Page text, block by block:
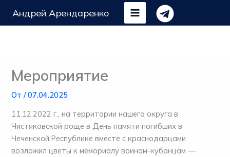
Андрей Арендаренко
Мероприятие
От/07.04.2025
11.12.2022 г., на территории нашего округа в
Чистяковской роще в День памяти погибших в
Чеченской Республике вместе с краснодарцами
возложил цветы к мемориалу воинам-кубанцам —